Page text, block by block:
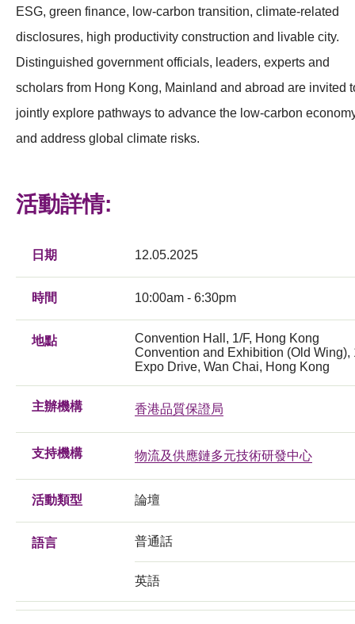
ESG, green finance, low-carbon transition, climate-related
disclosures, high productivity construction and livable city.
Distinguished government officials, leaders, experts and
scholars from Hong Kong, Mainland and abroad are invited
jointly explore pathways to advance the low-carbon
and address global climate risks.
活動詳情:
日期 12.05.2025
時間 10:00am - 6:30pm
地點
Convention Hall, 1/F, Hong Kong
Convention and Exhibition (Old Wing),
Expo Drive, Wan Chai, Hong Kong
主辦機構 香港品質保證局
支持機構 物流及供應鏈多元技術研發中心
活動類型 論壇
語言 普通話
英語